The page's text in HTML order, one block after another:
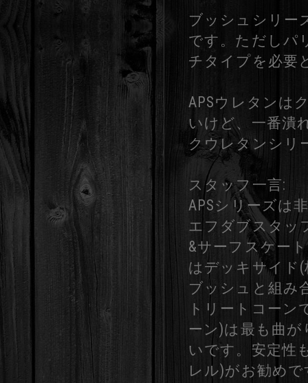
ブッシュシリー
です。ただしパ
チタイプを必要
APSウレタンは
いけど、一番潰
クウレタンシリ
スタッフ一言:
APSシリーズは
エフダブスタッ
&サーフスケー
はデッキサイド
ブッシュと組み
トリートコーン
ーン)は最も曲
いです。安定性
レル)がお勧めで